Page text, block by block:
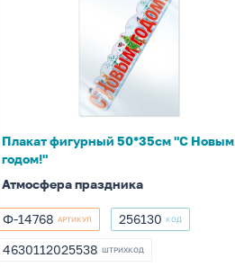
Плакат фигурный 50*35см "С Новым
годом!"
Атмосфера праздника
Ф-14768
Ф-14768 АРТИКУЛ 256130
256130 КОД
4630112025538
4630112025538 ШТРИХКОД